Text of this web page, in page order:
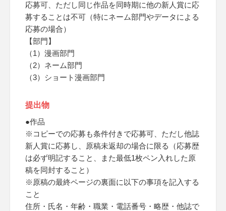
応募可、ただし同じ作品を同時期に他の新人賞に応
募することは不可（特にネーム部門やデータによる
応募の場合）
【部門】
（1）漫画部門
（2）ネーム部門
（3）ショート漫画部門
提出物
●作品
※コピーでの応募も条件付きで応募可、ただし他誌
新人賞に応募し、原稿未返却の場合に限る（応募歴
は必ず明記すること、また最低1枚ペン入れした原
稿を同封すること）
※原稿の最終ページの裏面に以下の事項を記入する
こと
住所・氏名・年齢・職業・電話番号・略歴・他誌で